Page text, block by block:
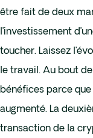
être fait de deux
l’investissement
toucher. Laissez
le travail. Au bout
bénéfices parce
augmenté. La
transaction de la